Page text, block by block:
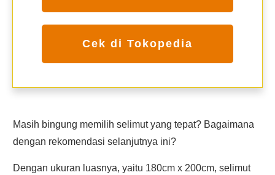
Cek di Tokopedia
Masih bingung memilih selimut yang tepat? Bagaimana
dengan rekomendasi selanjutnya ini?
Dengan ukuran luasnya, yaitu 180cm x 200cm, selimut